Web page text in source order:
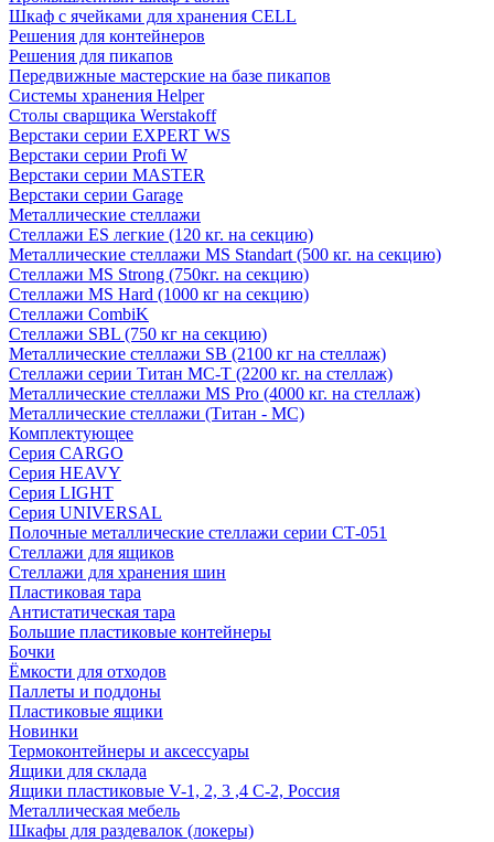
Шкаф с ячейками для хранения CELL
Решения для контейнеров
Решения для пикапов
Передвижные мастерские на базе пикапов
Системы хранения Helper
Столы сварщика Werstakoff
Верстаки серии EXPERT WS
Верстаки серии Profi W
Верстаки серии MASTER
Верстаки серии Garage
Металлические стеллажи
Стеллажи ES легкие (120 кг. на секцию)
Металлические стеллажи MS Standart (500 кг. на секцию)
Стеллажи MS Strong (750кг. на секцию)
Стеллажи MS Hard (1000 кг на секцию)
Стеллажи CombiK
Стеллажи SBL (750 кг на секцию)
Металлические стеллажи SB (2100 кг на стеллаж)
Стеллажи серии Титан МС-Т (2200 кг. на стеллаж)
Металлические стеллажи MS Pro (4000 кг. на стеллаж)
Металлические стеллажи (Титан - МС)
Комплектующее
Серия CARGO
Серия HEAVY
Серия LIGHT
Серия UNIVERSAL
Полочные металлические стеллажи серии СТ-051
Стеллажи для ящиков
Стеллажи для хранения шин
Пластиковая тара
Антистатическая тара
Большие пластиковые контейнеры
Бочки
Ёмкости для отходов
Паллеты и поддоны
Пластиковые ящики
Новинки
Термоконтейнеры и аксессуары
Ящики для склада
Ящики пластиковые V-1, 2, 3 ,4 С-2, Россия
Металлическая мебель
Шкафы для раздевалок (локеры)